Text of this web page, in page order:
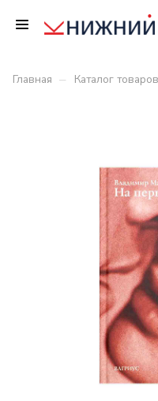
Главная – Каталог товаров